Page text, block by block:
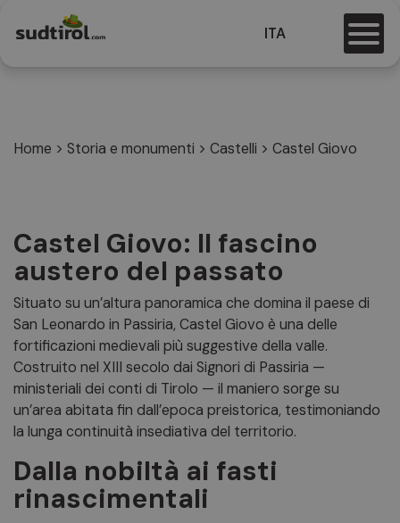
ITA
Home > Storia e monumenti > Castelli > Castel Giovo
Castel Giovo: Il fascino
austero del passato
Situato su un’altura panoramica che domina il paese di
San Leonardo in Passiria, Castel Giovo è una delle
fortificazioni medievali più suggestive della valle.
Costruito nel XIII secolo dai Signori di Passiria —
ministeriali dei conti di Tirolo — il maniero sorge su
un’area abitata fin dall’epoca preistorica, testimoniando
la lunga continuità insediativa del territorio.
Dalla nobiltà ai fasti
rinascimentali